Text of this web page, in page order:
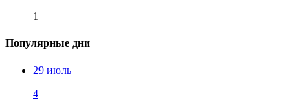
1
Популярные дни
29 июль
4